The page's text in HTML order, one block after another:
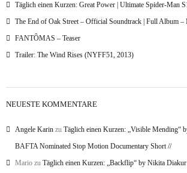
Täglich einen Kurzen: Great Power | Ultimate Spider-Man
The End of Oak Street – Official Soundtrack | Full Album –
FANTÔMAS – Teaser
Trailer: The Wind Rises (NYFF51, 2013)
NEUESTE KOMMENTARE
Angele Karin zu Täglich einen Kurzen: „Visible Mending“
BAFTA Nominated Stop Motion Documentary Short //
Mario zu Täglich einen Kurzen: „Backflip“ by Nikita Diakur